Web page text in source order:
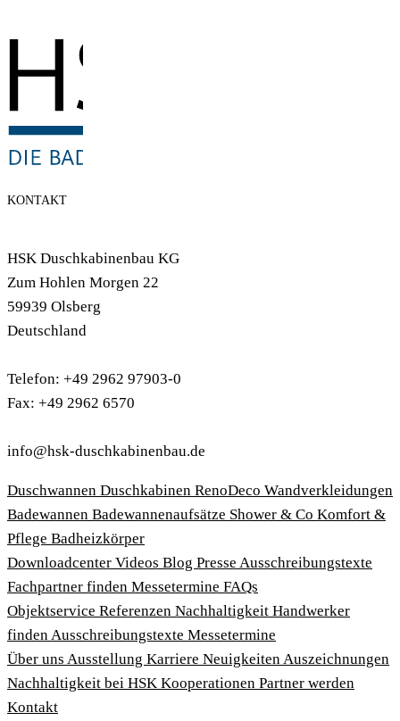
KONTAKT
HSK Duschkabinenbau KG
Zum Hohlen Morgen 22
59939 Olsberg
Deutschland
Telefon: +49 2962 97903-0
Fax: +49 2962 6570
info@hsk-duschkabinenbau.de
Duschwannen Duschkabinen RenoDeco Wandverkleidungen
Badewannen Badewannenaufsätze Shower & Co Komfort &
Pflege Badheizkörper
Download­center Videos Blog Presse Ausschreibungstexte
Fachpartner finden Messetermine FAQs
Objektservice Referenzen Nachhaltigkeit Handwerker
finden Ausschreibungstexte Messetermine
Über uns Ausstellung Karriere Neuigkeiten Auszeichnungen
Nachhaltigkeit bei HSK Kooperationen Partner werden
Kontakt